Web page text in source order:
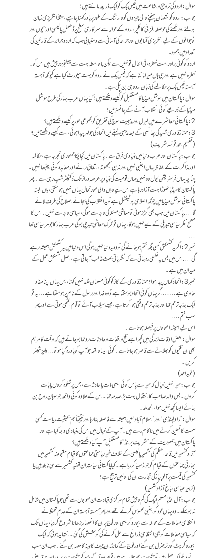
سوال: اردو کی ترویج و اشاعت میں فیس بک کو ایک ذریعہ مانتے ہیں؟
جواب: اردو کو نقصان پہنچنے والی چیزوں کو وارننگ کے طور پر یاد رکھنا چاہیے، مثلاً انگریزی زبان
بولنے اور لکھنے کی حوصلہ افزائی کا کلچر، اردو کے حوالہ سے سرکاری سطح پر ڈھلمل پالیسی اور بچوں اور
نوجوانوں کے لیے انگریزی کتابوں اور جرائد کی آسانی سے دستیابی جب کہ اردو جرائد کے قارئین کی
تعداد میں جمود۔
اردو کو کوئی براہ راست خطرہ، فی الحال تو نہیں ہے لیکن بالواسطہ بہت سے چیلنجز درپیش ہیں اس کو۔
خطرہ نہیں ہے اور جی ہاں میرا ماننا ہے کہ فیس بک نے اردو کو بہت سپورٹ کیا ہے کیونکہ آہستہ
آہستہ فیس بک پر مکالمے کی زبان اردو ہی بن چکی ہے۔
سوال : پاکستان میں سوشل میڈیا کا مستقبل کو کیسے دیکھتے ہیں؟ کیا یہاں عرب بہار کی طرح سوشل
میڈیا کے ذریعے کوئی انقلاب آنے کے چانسز ہیں؟
2:پاکستانی معاشرے میں لبرل اور مذہبیت سوچ کی تفریق کو مجموعی طور پر کیسے دیکھتے ہیں؟
3:ممتاز قادری شہید کی پھانسی کے بعد مذہبی طبقے میں اتحاد کی جو لہر پیدا ہوئی، اسے کیسے دیکھتے ہیں؟
(تفہیم احمد تونسہ شریف)
جواب: پاکستان اور عرب دنیا میں بنیادی فرق ہے۔ پاکستان میں کچا پکا جمہوری تجربہ ہے، مکالمہ
اور مذاکرات کے الفاظ یہاں اجنبی نہیں اور نہ ہی سمجھوتہ، اتفاق رائے اور معاہدہ کوئی اچنبھا نہیں۔
چناچہ یہاں فرسٹریشن لیول وہ نہیں جہاں قومیت کی بنیاد پر عرصہ دراز تک ڈکٹیٹرشپ رہی ہے۔ پھر
پاکستان کا میڈیا تھوڑا بہت آزاد رہا ہے اس لیے وہاں والی صورتحال یہاں نہیں ہوسکتی، ہاں البتہ
پاکستانی سوشل میڈیا میں چونکہ اصلاحی پوٹینشل ہے تو یہ انقلاب کی بجائے اصلاح کی طرف لائے
گا…. پاکستان میں جب بھی گڑ بڑ ہوئی تو معاشی مسئلہ کی وجہ سے ہوگی، سیاسی وجہ سے نہیں۔ اس کا
مطمح نظر سیاسی تبدیلی کے لیے نہیں ہوگا،یہاں تو محرک معاشی تبدیلی ہوگی عرب بہار کا جوہر سیاسی تھا
…
نمبر 2: اگر یہ کشمکش کسی جگہ ختم ہو جائے گی تو وہ یہ دنیا نہیں ہوگی اس دنیا میں یہ کشمکش ہمیشہ رہے
گی…. اس میں بس یہ غلطی رہ جاتی ہے کہ نظریاتی بحث غالب آجاتی ہے، اصل کشمکش عمل کے
میدان میں ہے۔
نمبر3: اتحاد کہاں پیدا ہوا ؟ ممتاز قادری کے کاز کو کوئی مسلمان غلط نہیں کہتا، بس یہاں اپنا مفاد
حاوی ہے…… اگر یہاں کوئی اتحاد ہوسکتا ہے تو وہ خدا اور رسول کے نام پر ہوسکتا ہے… یہ تو
ایک جذبہ ترحم تھا اور جذبہ ترحم وقتی ہوا کرتا ہے، جیسے سیلاب آئے تو قوم اکٹھی ہوتی ہے اور پھر
سب ختم….
اس لیے ہمیشہ اصولوں پر فیصلہ ہوتا ہے۔
سوال: بعض اوقات زندگی میں کچھ ایسے تلخ واقعات و حادثات رونما ہوجاتے ہیں کہ وقت کا مرہم
بھی ان تلخیوں کو بھلانے سے قاصر ہوجاتا ہے۔ کوئی ایسا واقعہ جو آپ کو یاد رہ گیا ہو تو… پلیز شیئر
کریں۔
(نوید احمد)
جواب: میرا نہیں خیال کہ میرے پاس کوئی ایسی بات یا حادثہ ہے، جس پر شکوہ کروں یا بات
کروں۔ بس والد صاحب کا انتقال بہت بڑا صدمہ تھا۔ اس کے علاوہ کوئی واقعہ جو سوہان روح بن
جائے ایسا کچھ نہیں ہوا، الحمدللہ۔
سوال: ”راولپنڈی“ اور ”اسلام آباد“ میں ہمیشہ سے فاصلہ بنا رہا اور نتیجتاً ہم بحیثیت ریاست کسی
سمت کا تعین کرنے میں ناکام رہے ہیں۔ آپ کے خیال میں اس کی بنیادی وجہ کیا ہے اور
پاکستان میں جمہوریت کے ”شریف برانڈ“ کا مستقبل آپ کیا دیکھتے ہیں؟
آزاد کشمیر میں قائداعظم کی کشمیر پالیسی کے خلاف غیر ریاستی جماعتوں کا قیام مقبوضہ کشمیر میں
بھارتی جماعتوں کے قیام کو جواز مہیا کررہا ہے۔ کیا پاکستانی سیاستدان قضیہ کشمیر سے ہی نا بلد ہیں یا
کشمیر کی قیمت پر آلو پیاز کی تجارت ان کی اولین ترجیح ہے؟
(زبیر عباسی ،باغ آزاد کشمیر)
جواب: آل انڈیا مسلم لیگ کی کم و بیش تمام مرکزی قیادت ان صوبوں سے تھی جو پاکستان میں شامل
نہ ہوسکے۔ وہ یہاں خود کو اجنبی محسوس کرتے تھے اور پھر آہستہ آہستہ ان کے عدم تحفظ نے
انتظامی معاملات کے حوالہ سے بیوروکریسی اور فوج پر ان کا انحصار بڑھانا شروع کردیا، یہاں تک
کہ سیاسی معاملات کو بھی انتظامی ذرائع سے حل کرنے کی کوشش کی گئی۔ انتہا یہ ہوئی کہ ایک
بیوروکریٹ گورنر جنرل بن گئے اور فوج کے کمانڈر ان چیف کابینہ کا حصہ بن گئے۔ جب ان سب